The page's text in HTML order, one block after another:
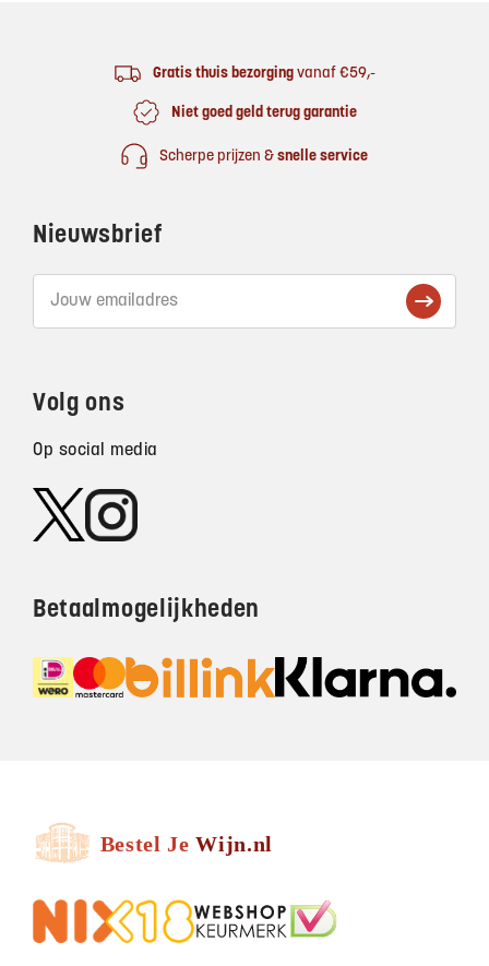
Gratis thuis bezorgingvanaf €59,-
Niet goed geld terug garantie
Scherpe prijzen & snelle service
Nieuwsbrief
Volg ons
Op social media
Betaalmogelijkheden